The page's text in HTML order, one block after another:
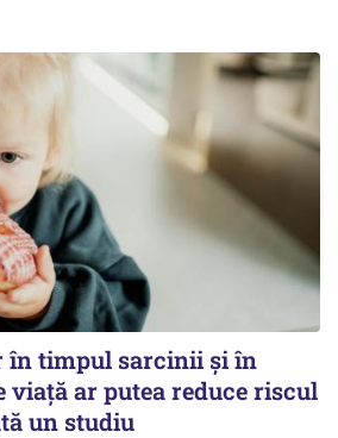
în timpul sarcinii și în
ar putea reduce riscul
un studiu